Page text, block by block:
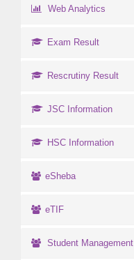
Web Analytics
Exam Result
Rescrutiny Result
JSC Information
HSC Information
eSheba
eTIF
Student Management